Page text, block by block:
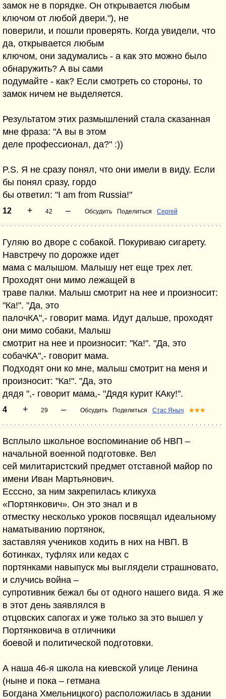
замок не в порядке. Он открывается любым
ключом от любой двери."), не
поверили, и пошли проверять. Когда увидели, что
да, открывается любым
ключом, они задумались - а как это можно было
обнаружить? А вы сами
подумайте - как? Если смотреть со стороны, то
замок ничем не выделяется.
Результатом этих размышлений стала сказанная
мне фраза: "А вы в этом
деле профессионал, да?" :))
P.S. Я не сразу понял, что они имели в виду. Если
бы понял сразу, гордо
бы ответил: "I am from Russia!"
12 + 42 – Обсудить Поделиться Сергей
Гуляю во дворе с собакой. Покуриваю сигарету.
Навстречу по дорожке идет
мама с малышом. Малышу нет еще трех лет.
Проходят они мимо лежащей в
траве палки. Малыш смотрит на нее и произносит:
"Ка!". "Да, это
палочКА",- говорит мама. Идут дальше, проходят
они мимо собаки, Малыш
смотрит на нее и произносит: "Ка!". "Да, это
собачКА",- говорит мама.
Подходят они ко мне, малыш смотрит на меня и
произносит: "Ка!". "Да, это
дядя ",- говорит мама,- "Дядя курит КАку!".
4 + 29 – Обсудить Поделиться Стас Яныч ★★★
Всплыло школьное воспоминание об НВП –
начальной военной подготовке. Вел
сей милитаристский предмет отставной майор по
имени Иван Мартьянович.
Есссно, за ним закрепилась кликуха
«Портянкович». Он это знал и в
отместку несколько уроков посвящал идеальному
наматыванию портянок,
заставляя учеников ходить в них на НВП. В
ботинках, туфлях или кедах с
портянками навыпуск мы выглядели страшновато,
и случись война –
супротивник бежал бы от одного нашего вида. Я же
в этот день заявлялся в
отцовских сапогах и уже только за это вышел у
Портянковича в отличники
боевой и политической подготовки.
А наша 46-я школа на киевской улице Ленина
(ныне и пока – гетмана
Богдана Хмельницкого) расположилась в здании